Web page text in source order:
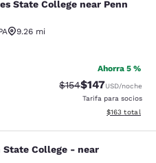
State College near Penn
9.26 mi
estrellas. Excepcional. 2412
Ahorra 5 %
Precio tachado:
$154Precio con
$147USD/noche
Tarifa para socios
Ver detalles
$163 total
College - near
State College - near